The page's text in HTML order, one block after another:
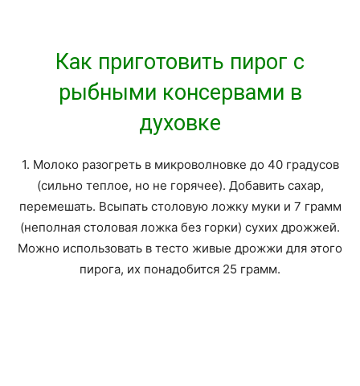
Как приготовить пирог с
рыбными консервами в
духовке
1. Молоко разогреть в микроволновке до 40 градусов
(сильно теплое, но не горячее). Добавить сахар,
перемешать. Всыпать столовую ложку муки и 7 грамм
(неполная столовая ложка без горки) сухих дрожжей.
Можно использовать в тесто живые дрожжи для этого
пирога, их понадобится 25 грамм.